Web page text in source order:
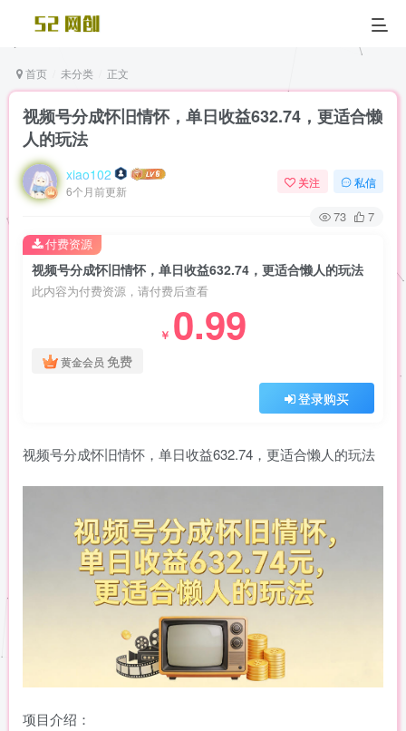
首页 未分类 正文
视频号分成怀旧情怀，单日收益632.74，更适合懒
人的玩法
xiao102
6个月前更新
关注 私信
73 7
视频号分成怀旧情怀，单日收益632.74，更适合懒人的玩法
此内容为付费资源，请付费后查看
￥ 0.99
黄金会员 免费
登录购买
付费资源
视频号分成怀旧情怀，单日收益632.74，更适合懒人的玩法
项目介绍：